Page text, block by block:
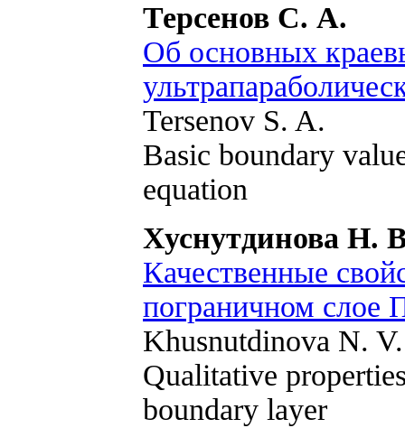
Терсенов С. А.
Об основных
Tersenov S. A.
Basic boundary
equation
Хуснутдинова Н.
Качественные
пограничном слое
Khusnutdinova N. V.
Qualitative
boundary layer